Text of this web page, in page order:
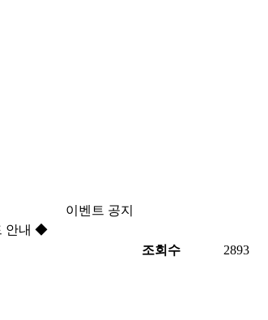
이벤트 공지
안내 ◆
조회수 2893